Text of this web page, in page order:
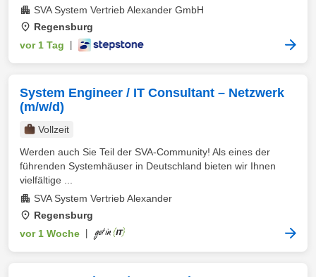
SVA System Vertrieb Alexander GmbH
Regensburg
vor 1 Tag
System Engineer / IT Consultant – Netzwerk
(m/w/d)
Vollzeit
Werden auch Sie Teil der SVA-Community! Als eines der
führenden Systemhäuser in Deutschland bieten wir Ihnen
vielfältige ...
SVA System Vertrieb Alexander
Regensburg
vor 1 Woche